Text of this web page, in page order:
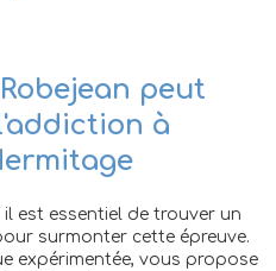
peut
à
est essentiel de trouver un
surmonter cette épreuve.
expérimentée, vous propose